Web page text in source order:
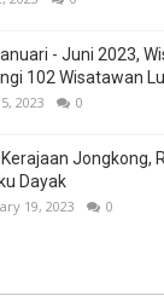
- Juni 2023,
102 Wisatawan
2023 0
Jongkong,
Dayak
19, 2023 0